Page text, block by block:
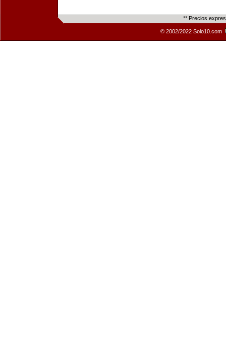
** Precios
© 2002/2022 Solo10.com